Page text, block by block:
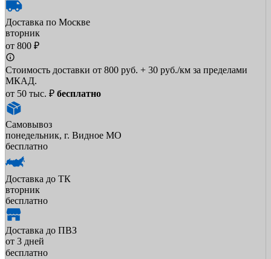
Доставка по Москве
вторник
от 800 ₽
Стоимость доставки от 800 руб. + 30 руб./км за пределами
МКАД.
от 50 тыс. ₽ бесплатно
Самовывоз
понедельник, г. Видное МО
бесплатно
Доставка до ТК
вторник
бесплатно
Доставка до ПВЗ
от 3 дней
бесплатно